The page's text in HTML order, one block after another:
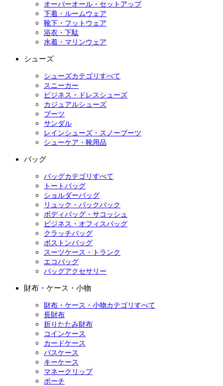
オーバーオール・セットアップ
下着・ルームウェア
靴下・フットウェア
浴衣・下駄
水着・マリンウェア
シューズ
シューズカテゴリすべて
スニーカー
ビジネス・ドレスシューズ
カジュアルシューズ
ブーツ
サンダル
レインシューズ・スノーブーツ
シューケア・靴用品
バッグ
バッグカテゴリすべて
トートバッグ
ショルダーバッグ
リュック・バックパック
ボディバッグ・サコッシュ
ビジネス・オフィスバッグ
クラッチバッグ
ボストンバッグ
スーツケース・トランク
エコバッグ
バッグアクセサリー
財布・ケース・小物
財布・ケース・小物カテゴリすべて
長財布
折りたたみ財布
コインケース
カードケース
パスケース
キーケース
マネークリップ
ポーチ